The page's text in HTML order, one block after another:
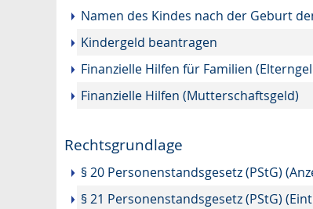
Namen des Kindes nach der Geburt
Kindergeld beantragen
Finanzielle Hilfen für Familien
Finanzielle Hilfen (Mutterschaftsgeld)
Rechtsgrundlage
§ 20 Personenstandsgesetz (PStG)
§ 21 Personenstandsgesetz (PStG)